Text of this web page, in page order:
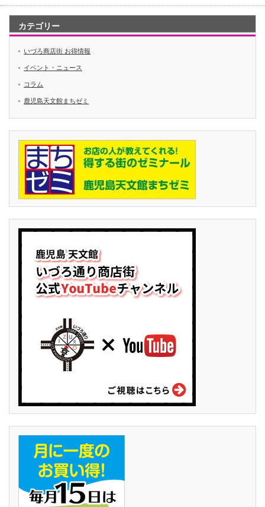
カテゴリー
いづろ商店街 お得情報
イベント・ニュース
コラム
鹿児島天文館まちゼミ